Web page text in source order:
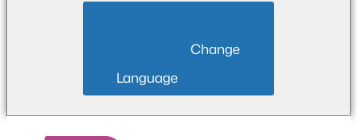
Language